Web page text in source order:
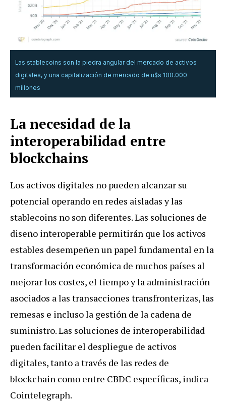
Las stablecoins son la piedra angular del mercado de activos
digitales, y una capitalización de mercado de u$s 100.000
millones
La necesidad de la
interoperabilidad entre
blockchains
Los activos digitales no pueden alcanzar su
potencial operando en redes aisladas y las
stablecoins no son diferentes. Las soluciones de
diseño interoperable permitirán que los activos
estables desempeñen un papel fundamental en la
transformación económica de muchos países al
mejorar los costes, el tiempo y la administración
asociados a las transacciones transfronterizas, las
remesas e incluso la gestión de la cadena de
suministro. Las soluciones de interoperabilidad
pueden facilitar el despliegue de activos
digitales, tanto a través de las redes de
blockchain como entre CBDC específicas, indica
Cointelegraph.